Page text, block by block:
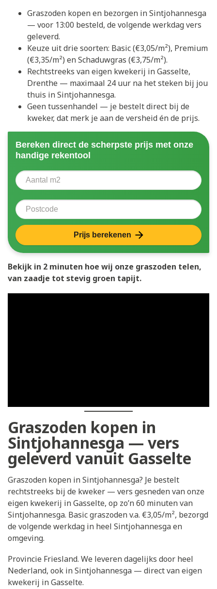
Graszoden kopen en bezorgen in Sintjohannesga
— voor 13:00 besteld, de volgende werkdag vers
geleverd.
Keuze uit drie soorten: Basic (€3,05/m²), Premium
(€3,35/m²) en Schaduwgras (€3,75/m²).
Rechtstreeks van eigen kwekerij in Gasselte,
Drenthe — maximaal 24 uur na het steken bij jou
thuis in Sintjohannesga.
Geen tussenhandel — je bestelt direct bij de
kweker, dat merk je aan de versheid én de prijs.
Bereken direct de scherpste prijs met onze
handige rekentool
Aantal vierkante meter
Postcode
Prijs berekenen
Bekijk in 2 minuten hoe wij onze graszoden telen,
van zaadje tot stevig groen tapijt.
Graszoden kopen in
Sintjohannesga — vers
geleverd vanuit Gasselte
Graszoden kopen in Sintjohannesga? Je bestelt
rechtstreeks bij de kweker — vers gesneden van onze
eigen kwekerij in Gasselte, op zo’n 60 minuten van
Sintjohannesga. Basic graszoden v.a. €3,05/m², bezorgd
de volgende werkdag in heel Sintjohannesga en
omgeving.
Provincie Friesland. We leveren dagelijks door heel
Nederland, ook in Sintjohannesga — direct van eigen
kwekerij in Gasselte.